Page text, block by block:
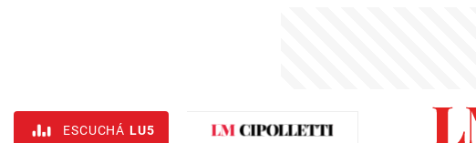
ESCUCHÁ LU5